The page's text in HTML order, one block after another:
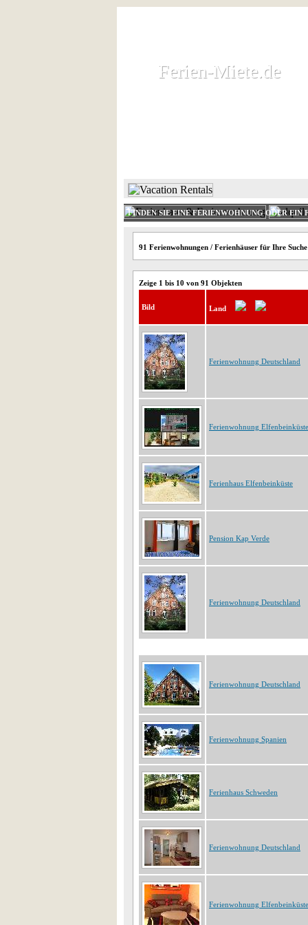
Ferien-Miete.de
Ferien-Miete.de
FINDEN SIE EINE FERIENWOHNUNG ODER EIN
91 Ferienwohnungen / Ferienhäuser für Ihre
Zeige 1 bis 10 von 91 Objekten
Bild Land
Ferienwohnung Deutschland
Ferienwohnung Elfenbeinküste
Ferienhaus Elfenbeinküste
Pension Kap Verde
Ferienwohnung Deutschland
Ferienwohnung Deutschland
Ferienwohnung Spanien
Ferienhaus Schweden
Ferienwohnung Deutschland
Ferienwohnung Elfenbeinküste